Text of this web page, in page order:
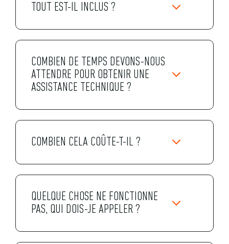
TOUT EST-IL INCLUS ?
COMBIEN DE TEMPS DEVONS-NOUS
ATTENDRE POUR OBTENIR UNE
ASSISTANCE TECHNIQUE ?
COMBIEN CELA COÛTE-T-IL ?
QUELQUE CHOSE NE FONCTIONNE
PAS, QUI DOIS-JE APPELER ?